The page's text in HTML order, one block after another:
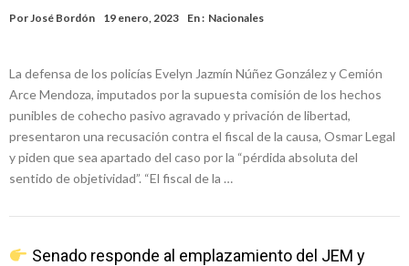
PorJosé Bordón 19 enero, 2023 En : Nacionales
La defensa de los policías Evelyn Jazmín Núñez González y Cemión
Arce Mendoza, imputados por la supuesta comisión de los hechos
punibles de cohecho pasivo agravado y privación de libertad,
presentaron una recusación contra el fiscal de la causa, Osmar Legal
y piden que sea apartado del caso por la “pérdida absoluta del
sentido de objetividad”. “El fiscal de la …
Senado responde al emplazamiento del JEM y